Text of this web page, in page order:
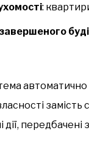
:
дії,